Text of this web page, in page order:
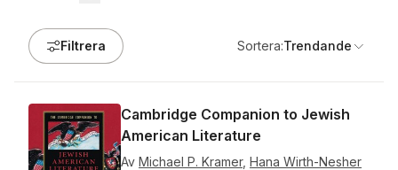
Filtrera Sortera:Trendande
Cambridge Companion to Jewish
American Literature
Av Michael P. Kramer, Hana Wirth-Nesher